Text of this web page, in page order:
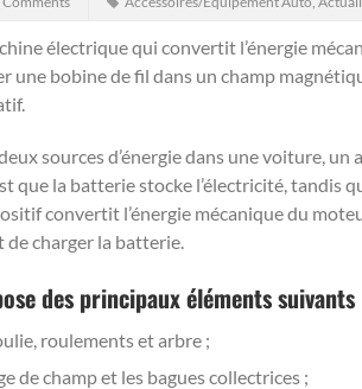
électrique qui convertit l’énergie
une bobine de fil dans un champ
sources d’énergie dans une voiture,
que la batterie stocke l’électricité, tandis
convertit l’énergie mécanique du
de charger la batterie.
des principaux éléments suivants
roulements et arbre ;
de champ et les bagues collectrices ;